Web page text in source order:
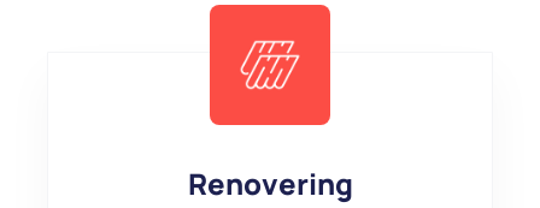
Renovering